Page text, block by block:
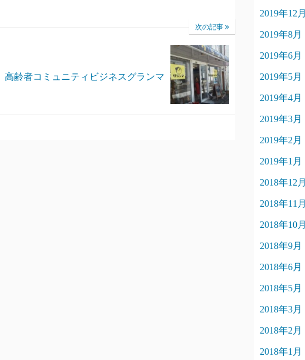
次の記事
高齢者コミュニティビジネスグランマ
2019年12月
2019年8月
2019年6月
2019年5月
2019年4月
2019年3月
2019年2月
2019年1月
2018年12月
2018年11月
2018年10月
2018年9月
2018年6月
2018年5月
2018年3月
2018年2月
2018年1月